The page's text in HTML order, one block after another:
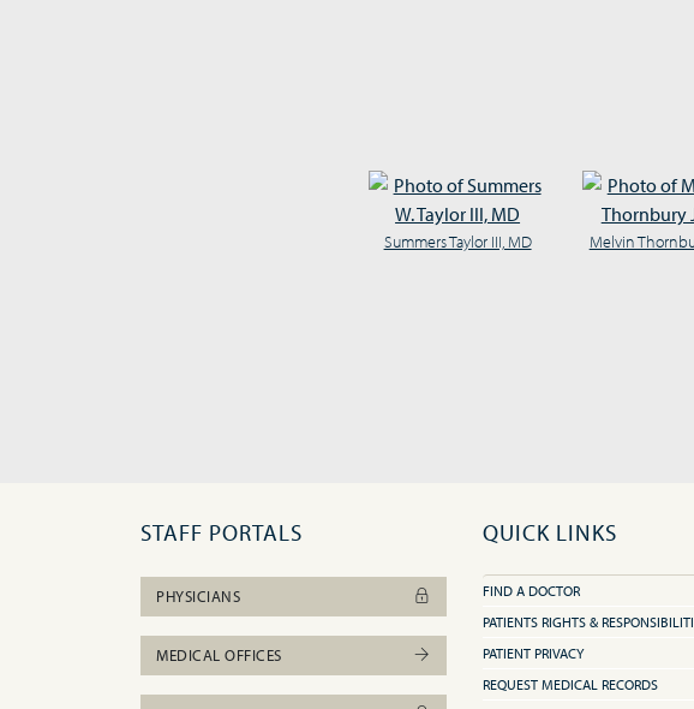
Summers Taylor III, MD Melvin
STAFF PORTALS
PHYSICIANS
MEDICAL OFFICES
QUICK LINKS
FIND A DOCTOR
PATIENTS RIGHTS &
PATIENT PRIVACY
REQUEST MEDICAL RECORDS